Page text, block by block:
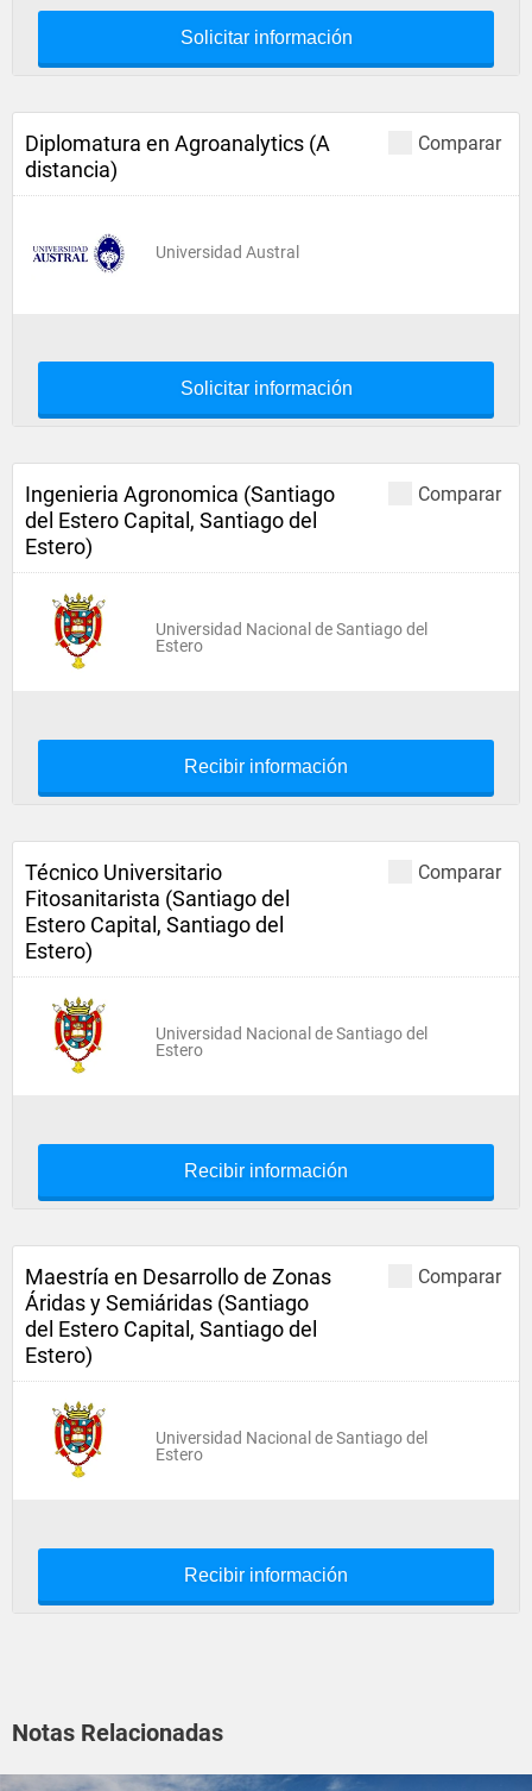
Solicitar información
Comparar
Diplomatura en Agroanalytics (A
distancia)
Universidad Austral
Solicitar información
Comparar
Ingenieria Agronomica (Santiago
del Estero Capital, Santiago del
Estero)
Universidad Nacional de Santiago del
Estero
Recibir información
Comparar
Técnico Universitario
Fitosanitarista (Santiago del
Estero Capital, Santiago del
Estero)
Universidad Nacional de Santiago del
Estero
Recibir información
Comparar
Maestría en Desarrollo de Zonas
Áridas y Semiáridas (Santiago
del Estero Capital, Santiago del
Estero)
Universidad Nacional de Santiago del
Estero
Recibir información
Notas Relacionadas